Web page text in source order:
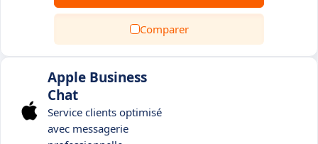
Comparer
Apple Business
Chat
Service clients optimisé
avec messagerie